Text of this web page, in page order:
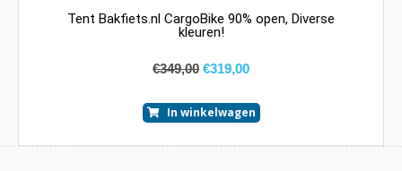
Tent Bakfiets.nl CargoBike 90% open, Diverse
kleuren!
€349,00 €319,00
In winkelwagen